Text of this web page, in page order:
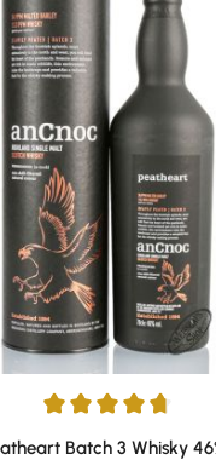
Bewertung von 4.75
Batch 3 Whisky